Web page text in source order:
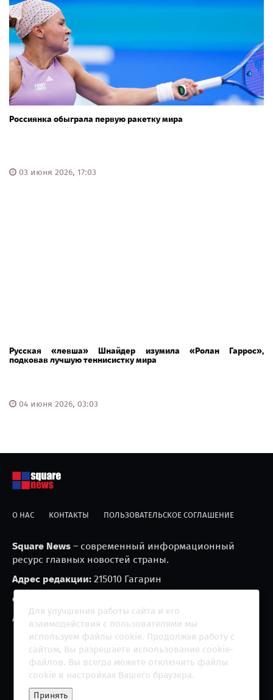
Россиянка обыграла первую ракетку мира
03 июня 2026, 17:03
Русская «левша» Шнайдер изумила «Ролан Гаррос»,
подковав лучшую теннисистку мира
04 июня 2026, 03:03
О НАС КОНТАКТЫ ПОЛЬЗОВАТЕЛЬСКОЕ СОГЛАШЕНИЕ
Square News – современный информационный
ресурс главных новостей страны.
Адрес редакции: 215010 Гагарин
e-mail:
Агрегатор новостей «Square news» (18+)
Copyright 2013 - ©
2026 All rights reserved | Сетевое
Для улучшения работы сайта и его
взаимодействия с пользователями мы
используем файлы cookie. Продолжая работу с
сайтом, Вы разрешаете использование cookie-
файлов. Вы всегда можете отключить файлы
cookie в настройках Вашего браузера.
Принять